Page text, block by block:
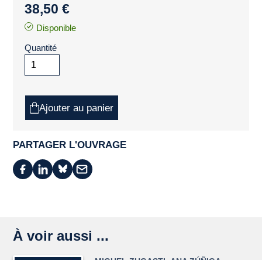
38,50 €
Disponible
Quantité
Ajouter au panier
PARTAGER L'OUVRAGE
À voir aussi ...